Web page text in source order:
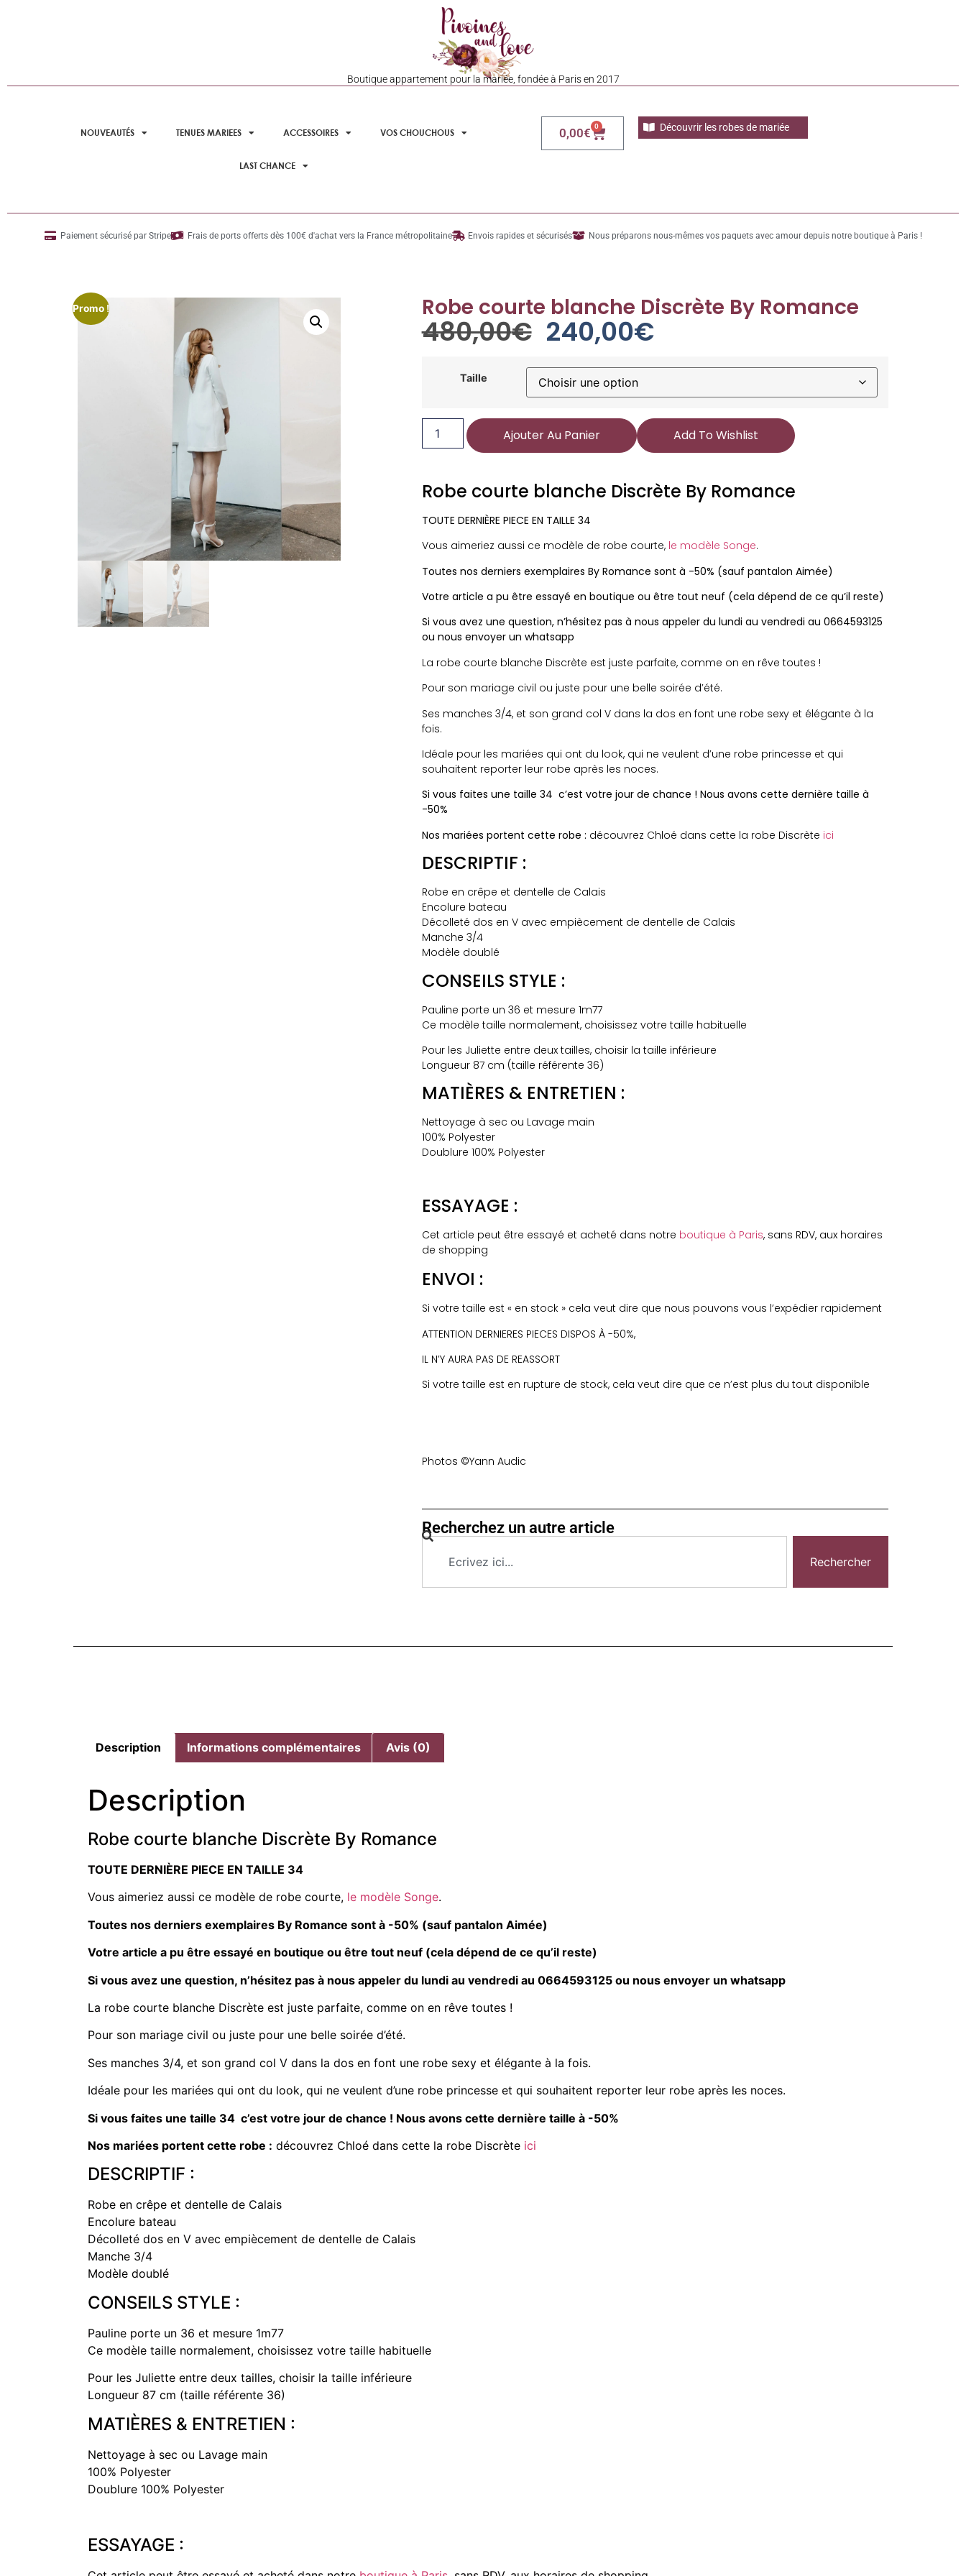
Boutique appartement pour la mariée, fondée à Paris en 2017
NOUVEAUTÉS TENUES MARIEES ACCESSOIRES VOS CHOUCHOUS
LAST CHANCE
0,00€ 0 Découvrir les robes de mariée
Paiement sécurisé par Stripe Frais de ports offerts dès 100€ d'achat vers la France métropolitaine Envois rapides et sécurisés Nous préparons nous-mêmes vos paquets avec amour depuis notre boutique à Paris !
Promo ! Robe courte blanche Discrète By Romance
480,00€ 240,00€
Taille
Ajouter Au Panier Add To Wishlist
Robe courte blanche Discrète By Romance
TOUTE DERNIÈRE PIECE EN TAILLE 34
Vous aimeriez aussi ce modèle de robe courte, le modèle Songe.
Toutes nos derniers exemplaires By Romance sont à -50% (sauf pantalon Aimée)
Votre article a pu être essayé en boutique ou être tout neuf (cela dépend de ce qu’il reste)
Si vous avez une question, n’hésitez pas à nous appeler du lundi au vendredi au 0664593125
ou nous envoyer un whatsapp
La robe courte blanche Discrète est juste parfaite, comme on en rêve toutes !
Pour son mariage civil ou juste pour une belle soirée d’été.
Ses manches 3/4, et son grand col V dans la dos en font une robe sexy et élégante à la
fois.
Idéale pour les mariées qui ont du look, qui ne veulent d’une robe princesse et qui
souhaitent reporter leur robe après les noces.
Si vous faites une taille 34 c’est votre jour de chance ! Nous avons cette dernière taille à
-50%
Nos mariées portent cette robe : découvrez Chloé dans cette la robe Discrète ici
DESCRIPTIF :
Robe en crêpe et dentelle de Calais
Encolure bateau
Décolleté dos en V avec empiècement de dentelle de Calais
Manche 3/4
Modèle doublé
CONSEILS STYLE :
Pauline porte un 36 et mesure 1m77
Ce modèle taille normalement, choisissez votre taille habituelle
Pour les Juliette entre deux tailles, choisir la taille inférieure
Longueur 87 cm (taille référente 36)
MATIÈRES & ENTRETIEN :
Nettoyage à sec ou Lavage main
100% Polyester
Doublure 100% Polyester
ESSAYAGE :
Cet article peut être essayé et acheté dans notre boutique à Paris, sans RDV, aux horaires
de shopping
ENVOI :
Si votre taille est « en stock » cela veut dire que nous pouvons vous l’expédier rapidement
ATTENTION DERNIERES PIECES DISPOS À -50%,
IL N’Y AURA PAS DE REASSORT
Si votre taille est en rupture de stock, cela veut dire que ce n’est plus du tout disponible
Photos ©Yann Audic
Recherchez un autre article
Rechercher
Description Informations complémentaires Avis (0)
Description
Robe courte blanche Discrète By Romance
TOUTE DERNIÈRE PIECE EN TAILLE 34
Vous aimeriez aussi ce modèle de robe courte, le modèle Songe.
Toutes nos derniers exemplaires By Romance sont à -50% (sauf pantalon Aimée)
Votre article a pu être essayé en boutique ou être tout neuf (cela dépend de ce qu’il reste)
Si vous avez une question, n’hésitez pas à nous appeler du lundi au vendredi au 0664593125 ou nous envoyer un whatsapp
La robe courte blanche Discrète est juste parfaite, comme on en rêve toutes !
Pour son mariage civil ou juste pour une belle soirée d’été.
Ses manches 3/4, et son grand col V dans la dos en font une robe sexy et élégante à la fois.
Idéale pour les mariées qui ont du look, qui ne veulent d’une robe princesse et qui souhaitent reporter leur robe après les noces.
Si vous faites une taille 34 c’est votre jour de chance ! Nous avons cette dernière taille à -50%
Nos mariées portent cette robe : découvrez Chloé dans cette la robe Discrète ici
DESCRIPTIF :
Robe en crêpe et dentelle de Calais
Encolure bateau
Décolleté dos en V avec empiècement de dentelle de Calais
Manche 3/4
Modèle doublé
CONSEILS STYLE :
Pauline porte un 36 et mesure 1m77
Ce modèle taille normalement, choisissez votre taille habituelle
Pour les Juliette entre deux tailles, choisir la taille inférieure
Longueur 87 cm (taille référente 36)
MATIÈRES & ENTRETIEN :
Nettoyage à sec ou Lavage main
100% Polyester
Doublure 100% Polyester
ESSAYAGE :